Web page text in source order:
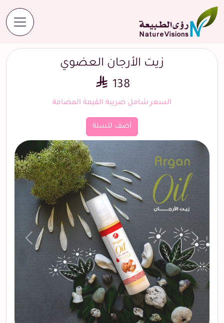
المنتجات زيت الأرجان العضوي
زيت الأرجان العضوي
138
السعر شامل ضريبة القيمة المضافة
أضف للسلة
التالي السابق